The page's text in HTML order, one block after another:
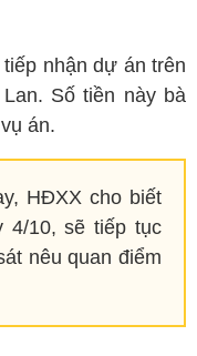
nhận dự án trên
Số tiền này bà
án.
HĐXX cho biết
4/10, sẽ tiếp tục
nêu quan điểm